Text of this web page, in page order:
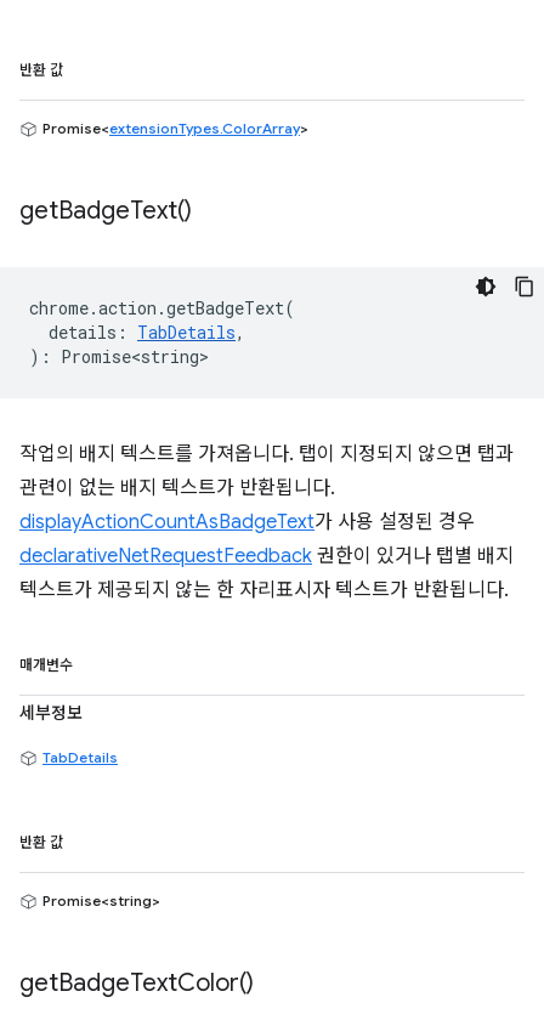
반환 값
Promise<extensionTypes.ColorArray>
getBadgeText()
chrome.action .getBadgeText(
details : TabDetails,
) : Promise<string>
작업의 배지 텍스트를 가져옵니다. 탭이 지정되지 않으면 탭과
관련이 없는 배지 텍스트가 반환됩니다.
displayActionCountAsBadgeText가 사용 설정된 경우
declarativeNetRequestFeedback 권한이 있거나 탭별 배지
텍스트가 제공되지 않는 한 자리표시자 텍스트가 반환됩니다.
매개변수
세부정보
TabDetails
반환 값
Promise<string>
getBadgeTextColor()